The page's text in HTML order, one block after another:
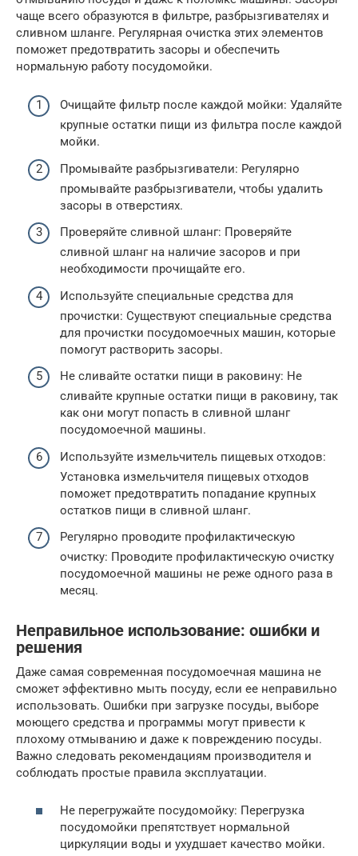
чаще всего образуются в фильтре, разбрызгивателях и
сливном шланге. Регулярная очистка этих элементов
поможет предотвратить засоры и обеспечить
нормальную работу посудомойки.
Очищайте фильтр после каждой мойки: Удаляйте
крупные остатки пищи из фильтра после каждой
мойки.
Промывайте разбрызгиватели: Регулярно
промывайте разбрызгиватели, чтобы удалить
засоры в отверстиях.
Проверяйте сливной шланг: Проверяйте
сливной шланг на наличие засоров и при
необходимости прочищайте его.
Используйте специальные средства для
прочистки: Существуют специальные средства
для прочистки посудомоечных машин, которые
помогут растворить засоры.
Не сливайте остатки пищи в раковину: Не
сливайте крупные остатки пищи в раковину, так
как они могут попасть в сливной шланг
посудомоечной машины.
Используйте измельчитель пищевых отходов:
Установка измельчителя пищевых отходов
поможет предотвратить попадание крупных
остатков пищи в сливной шланг.
Регулярно проводите профилактическую
очистку: Проводите профилактическую очистку
посудомоечной машины не реже одного раза в
месяц.
Неправильное использование: ошибки и
решения
Даже самая современная посудомоечная машина не
сможет эффективно мыть посуду, если ее неправильно
использовать. Ошибки при загрузке посуды, выборе
моющего средства и программы могут привести к
плохому отмыванию и даже к повреждению посуды.
Важно следовать рекомендациям производителя и
соблюдать простые правила эксплуатации.
Не перегружайте посудомойку: Перегрузка
посудомойки препятствует нормальной
циркуляции воды и ухудшает качество мойки.